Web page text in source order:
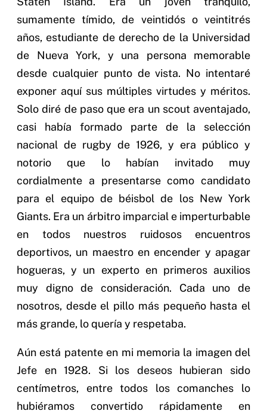
sumamente tímido, de veintidós o veintitrés
años, estudiante de derecho de la Universidad
de Nueva York, y una persona memorable
desde cualquier punto de vista. No intentaré
exponer aquí sus múltiples virtudes y méritos.
Solo diré de paso que era un scout aventajado,
casi había formado parte de la selección
nacional de rugby de 1926, y era público y
notorio que lo habían invitado muy
cordialmente a presentarse como candidato
para el equipo de béisbol de los New York
Giants. Era un árbitro imparcial e imperturbable
en todos nuestros ruidosos encuentros
deportivos, un maestro en encender y apagar
hogueras, y un experto en primeros auxilios
muy digno de consideración. Cada uno de
nosotros, desde el pillo más pequeño hasta el
más grande, lo quería y respetaba.
Aún está patente en mi memoria la imagen del
Jefe en 1928. Si los deseos hubieran sido
centímetros, entre todos los comanches lo
hubiéramos convertido rápidamente en